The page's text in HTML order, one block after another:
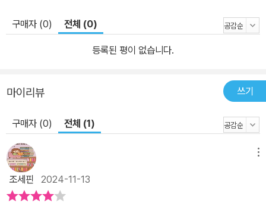
구매자 (0) 전체 (0)
등록된 평이 없습니다.
마이리뷰 쓰기
구매자 (0) 전체 (1)
조세핀 2024-11-13